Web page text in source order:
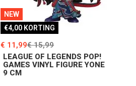
NEW
€4,00 KORTING
LEAGUE OF LEGENDS POP!
GAMES VINYL FIGURE YONE
9 CM
€ 11,99€ 15,99